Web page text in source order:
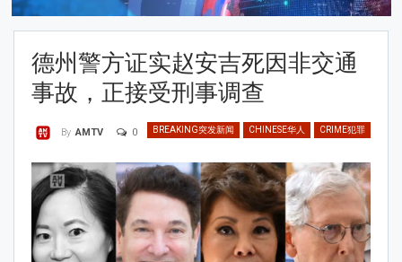
德州警方证实赵安吉死因非交通
事故，正接受刑事调查
BREAKING突发新闻 CHINESE华人 CRIME犯罪
By AMTV 0